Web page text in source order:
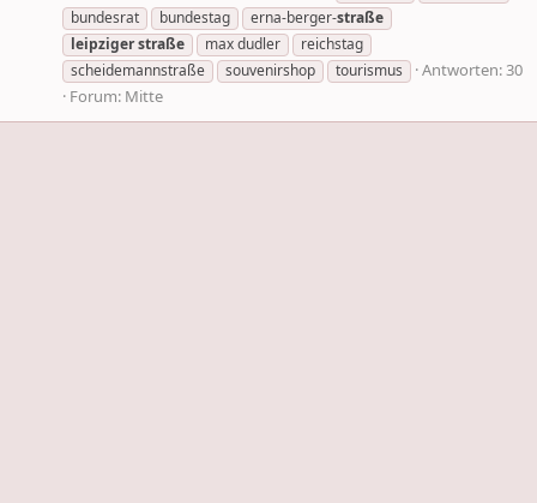
bundesrat
bundestag erna-berger-straße
leipzigerstraße max dudler
reichstag
scheidemannstraße
souvenirshop tourismus
Antworten: 30
Forum: Mitte